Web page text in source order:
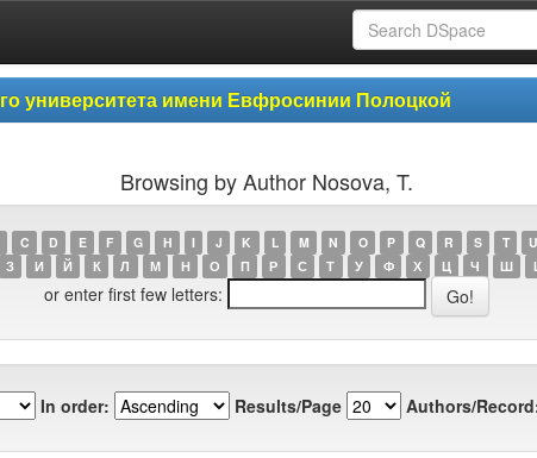
университета имени Евфросинии Полоцкой
Browsing by Author Nosova, T.
C D E F G H I J K L M N O P Q R S T U
З И Й К Л М Н О П Р С Т У Ф Х Ц Ч Ш
or enter first few letters:
In order: Results/Page Authors/